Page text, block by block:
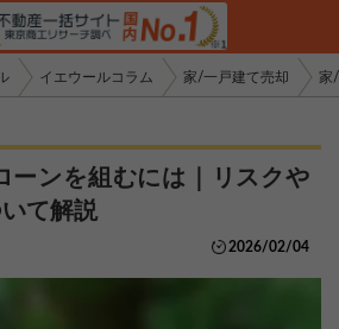
イエウールコラム 家/一戸建て売却 家
ーンを組むには｜リスクや
て解説
2026/02/04